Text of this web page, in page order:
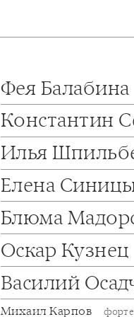
Фея Балабина
Константин
Илья
Елена
Блюма
Оскар Кузнец
Василий
Михаил Карпов